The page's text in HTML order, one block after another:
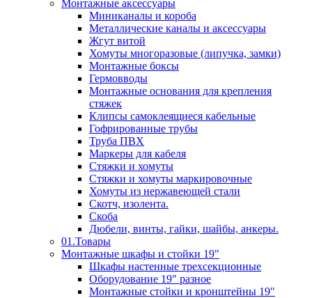
Монтажные аксессуары
Миниканалы и короба
Металлические каналы и аксессуары
Жгут витой
Хомуты многоразовые (липучка, замки)
Монтажные боксы
Гермовводы
Монтажные основания для крепления
стяжек
Клипсы самоклеящиеся кабельные
Гофрированные трубы
Труба ПВХ
Маркеры для кабеля
Стяжки и хомуты
Стяжки и хомуты маркировочные
Хомуты из нержавеющей стали
Скотч, изолента.
Скоба
Дюбели, винты, гайки, шайбы, анкеры.
01.Товары
Монтажные шкафы и стойки 19"
Шкафы настенные трехсекционные
Оборудование 19" разное
Монтажные стойки и кронштейны 19"